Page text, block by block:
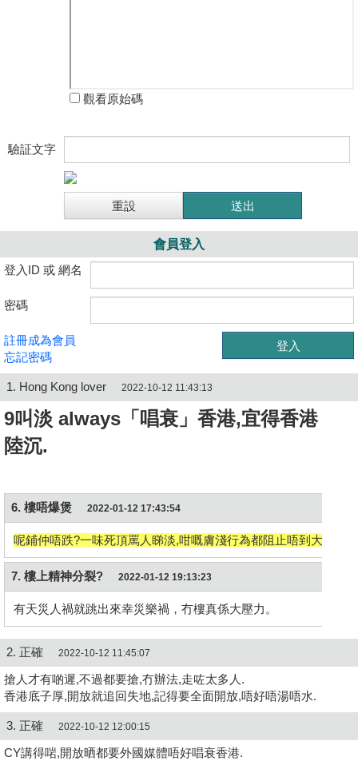
觀看原始碼
驗証文字
會員登入
登入ID 或 網名
密碼
註冊成為會員
忘記密碼
1. Hong Kong lover 2022-10-12 11:43:13
9叫淡 always 「唱衰」香港,宜得香港
陸沉.
6. 樓唔爆煲 2022-01-12 17:43:54
呢鋪仲唔跌?一味死頂罵人睇淡,咁嘅膚淺行為都阻止唔到大勢,都
7. 樓上精神分裂? 2022-01-12 19:13:23
有天災人禍就跳出來幸災樂禍，冇樓真係大壓力。
2. 正確 2022-10-12 11:45:07
搶人才有啲遲,不過都要搶,冇辦法,走咗太多人.
香港底子厚,開放就追回失地,記得要全面開放,唔好唔湯唔水.
3. 正確 2022-10-12 12:00:15
CY講得啱,開放晒都要外國媒體唔好唱衰香港.